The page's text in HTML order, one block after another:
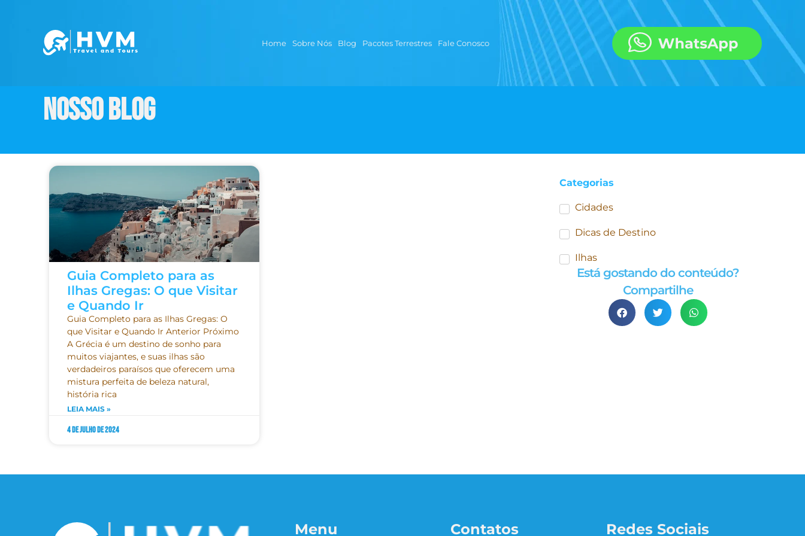
Home Sobre Nós Blog Pacotes Terrestres Fale Conosco
Nosso Blog
Guia Completo para as
Ilhas Gregas: O que Visitar
e Quando Ir
Guia Completo para as Ilhas Gregas: O
que Visitar e Quando Ir Anterior Próximo
A Grécia é um destino de sonho para
muitos viajantes, e suas ilhas são
verdadeiros paraísos que oferecem uma
mistura perfeita de beleza natural,
história rica
LEIA MAIS »
4 de julho de 2024
Categorias
Cidades
Dicas de Destino
Ilhas
Está gostando do conteúdo?
Compartilhe
Menu Contatos Redes Sociais